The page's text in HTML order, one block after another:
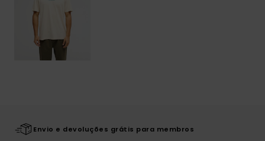
Envio e devoluções grátis para membros